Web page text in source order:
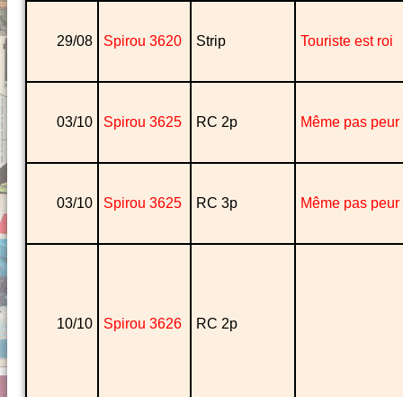
29/08 Spirou 3620 Strip Touriste est roi
03/10 Spirou 3625 RC 2p Même pas peur
03/10 Spirou 3625 RC 3p Même pas peur
10/10 Spirou 3626 RC 2p